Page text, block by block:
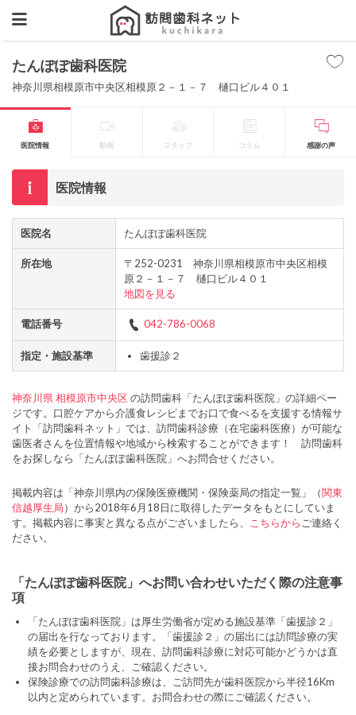
たんぽぽ歯科医院
神奈川県相模原市中央区相模原２－１－７ 樋口ビル４０１
医院情報 動画 スタッフ コラム 感謝の声
医院情報
医院名 たんぽぽ歯科医院
所在地
〒252-0231 神奈川県相模原市中央区相模
原２－１－７ 樋口ビル４０１
地図を見る
電話番号 042-786-0068
指定・施設基準 歯援診２
神奈川県 相模原市中央区の訪問歯科「たんぽぽ歯科医院」の詳細ペー
ジです。口腔ケアから介護食レシピまでお口で食べるを支援する情報サ
イト「訪問歯科ネット」では、訪問歯科診療（在宅歯科医療）が可能な
歯医者さんを位置情報や地域から検索することができます！ 訪問歯科
をお探しなら「たんぽぽ歯科医院」へお問合せください。
掲載内容は「神奈川県内の保険医療機関・保険薬局の指定一覧」（関東
信越厚生局）から2018年6月18日に取得したデータをもとにしていま
す。掲載内容に事実と異なる点がございましたら、
こちらから ご連絡く
ださい。
「たんぽぽ歯科医院」へお問い合わせいただく際の注意事
項
「たんぽぽ歯科医院」は厚生労働省が定める施設基準「歯援診２」
の届出を行なっております。「歯援診２」の届出には訪問診療の実
績を必要としますが、現在、訪問歯科診療に対応可能かどうかは直
接お問合わせのうえ、ご確認ください。
保険診療での訪問歯科診療は、ご訪問先が歯科医院から半径16Km
以内と定められています。お問合わせの際にご確認ください。